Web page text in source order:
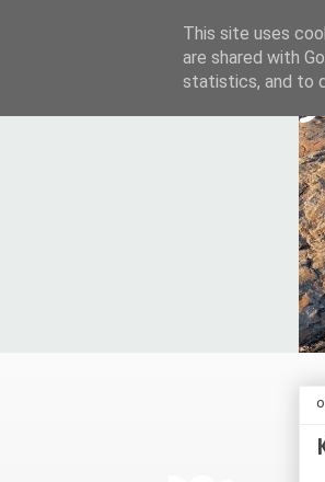
This site uses
are shared with
statistics, and to